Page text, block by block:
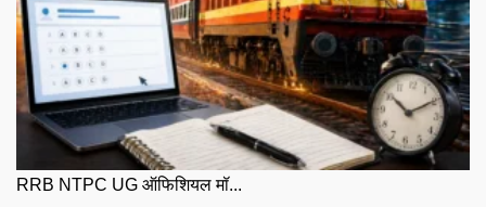
RRB NTPC UG ऑफिशियल मॉ...